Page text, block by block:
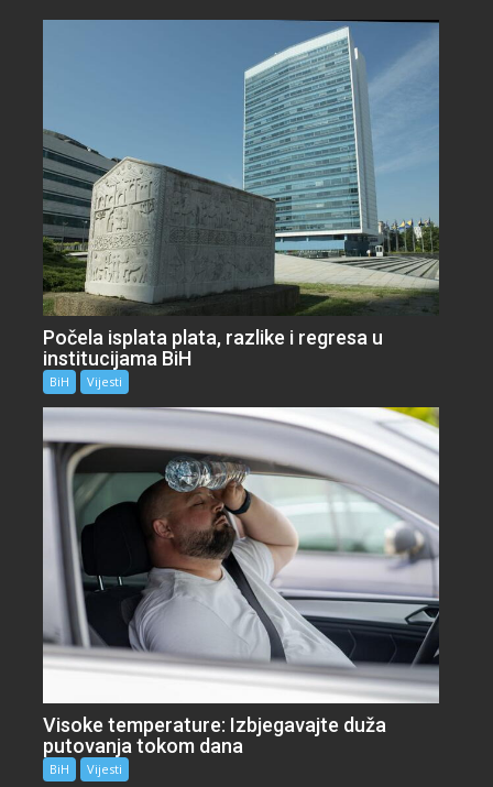
Počela isplata plata, razlike i regresa u
institucijama BiH
BiH Vijesti
Visoke temperature: Izbjegavajte duža
putovanja tokom dana
BiH Vijesti